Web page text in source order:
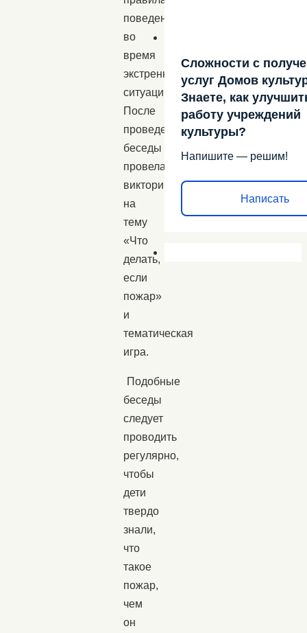
поведения
во
время
экстренной
ситуации.
После
проведения
беседы
провелась
викторина
на
тему
«Что
делать,
если
пожар»
и
тематическая
игра.
Подобные
беседы
следует
проводить
регулярно,
чтобы
дети
твердо
знали,
что
такое
пожар,
чем
он
Сложности с
услуг Домов
Знаете, как
работу учреждений
культуры?
Напишите — решим!
Написать